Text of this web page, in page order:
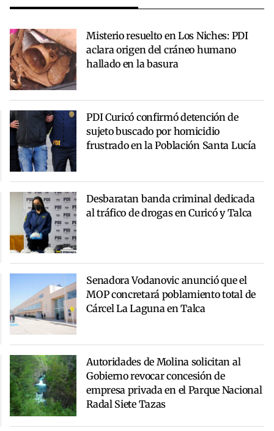
Misterio resuelto en Los Niches: PDI
aclara origen del cráneo humano
hallado en la basura
PDI Curicó confirmó detención de
sujeto buscado por homicidio
frustrado en la Población Santa Lucía
Desbaratan banda criminal dedicada
al tráfico de drogas en Curicó y Talca
Senadora Vodanovic anunció que el
MOP concretará poblamiento total de
Cárcel La Laguna en Talca
Autoridades de Molina solicitan al
Gobierno revocar concesión de
empresa privada en el Parque Nacional
Radal Siete Tazas